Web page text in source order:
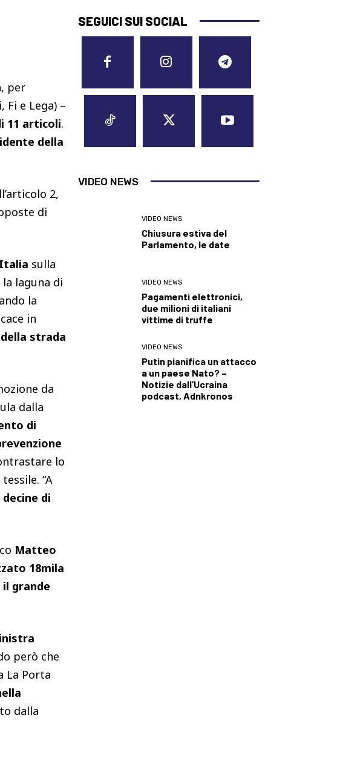
per
Fi e Lega) –
11 articoli.
della
2,
di
sulla
laguna di
la
in
strada
da
dalla
di
lo
“A
di
Matteo
18mila
il grande
però che
La Porta
dalla
SEGUICI SUI SOCIAL
VIDEO NEWS
VIDEO NEWS
Chiusura estiva del
Parlamento, le date
VIDEO NEWS
Pagamenti elettronici,
due milioni di italiani
vittime di truffe
VIDEO NEWS
Putin pianifica un attacco
a un paese Nato? –
Notizie dall’Ucraina
podcast, Adnkronos